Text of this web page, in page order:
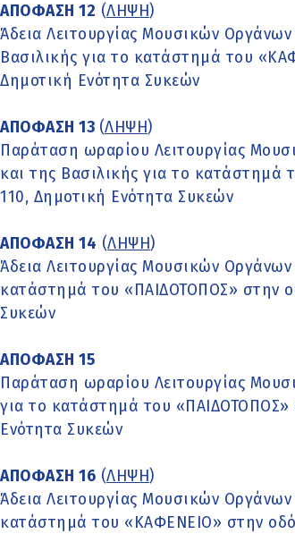
ΑΠΟΦΑΣΗ 12 (ΛΗΨΗ)
Άδεια Λειτουργίας Μουσικών
Βασιλικής για το κατάστημά του
Δημοτική Ενότητα Συκεών
ΑΠΟΦΑΣΗ 13 (ΛΗΨΗ)
Παράταση ωραρίου Λειτουργίας
και της Βασιλικής για το
110, Δημοτική Ενότητα Συκεών
ΑΠΟΦΑΣΗ 14 (ΛΗΨΗ)
Άδεια Λειτουργίας Μουσικών
κατάστημά του «ΠΑΙΔΟΤΟΠΟΣ» στην
Συκεών
ΑΠΟΦΑΣΗ 15
Παράταση ωραρίου Λειτουργίας
για το κατάστημά του «ΠΑΙΔΟΤΟΠΟΣ»
Ενότητα Συκεών
ΑΠΟΦΑΣΗ 16 (ΛΗΨΗ)
Άδεια Λειτουργίας Μουσικών
κατάστημά του «ΚΑΦΕΝΕΙΟ» στην